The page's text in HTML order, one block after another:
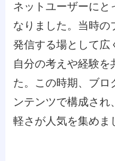
ネットユーザーにと
なりました。当時の
発信する場として広
自分の考えや経験を
た。この時期、ブロ
ンテンツで構成さ
軽さが人気を集めま